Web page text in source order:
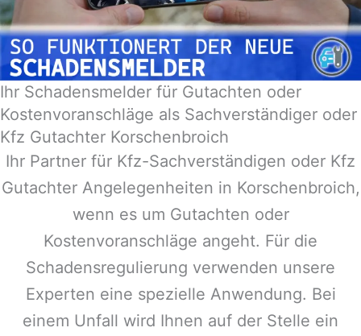
Ihr Schadensmelder für Gutachten oder
Kostenvoranschläge als Sachverständiger oder
Kfz Gutachter Korschenbroich
Ihr Partner für Kfz-Sachverständigen oder Kfz
Gutachter Angelegenheiten in Korschenbroich,
wenn es um Gutachten oder
Kostenvoranschläge angeht. Für die
Schadensregulierung verwenden unsere
Experten eine spezielle Anwendung. Bei
einem Unfall wird Ihnen auf der Stelle ein